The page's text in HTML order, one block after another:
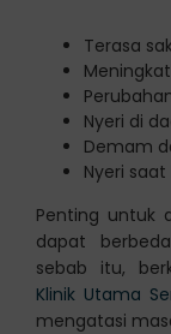
Terasa
Nyeri di
Demam
Nyeri
Penting untuk
dapat
sebab itu,
Klinik Utama
mengatasi